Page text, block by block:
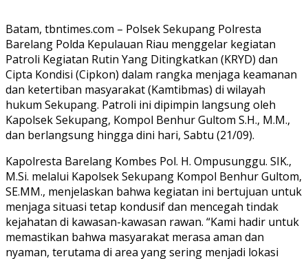
Batam, tbntimes.com – Polsek Sekupang Polresta
Barelang Polda Kepulauan Riau menggelar kegiatan
Patroli Kegiatan Rutin Yang Ditingkatkan (KRYD) dan
Cipta Kondisi (Cipkon) dalam rangka menjaga keamanan
dan ketertiban masyarakat (Kamtibmas) di wilayah
hukum Sekupang. Patroli ini dipimpin langsung oleh
Kapolsek Sekupang, Kompol Benhur Gultom S.H., M.M.,
dan berlangsung hingga dini hari, Sabtu (21/09).
Kapolresta Barelang Kombes Pol. H. Ompusunggu. SIK.,
M.Si. melalui Kapolsek Sekupang Kompol Benhur Gultom,
SE.MM., menjelaskan bahwa kegiatan ini bertujuan untuk
menjaga situasi tetap kondusif dan mencegah tindak
kejahatan di kawasan-kawasan rawan. “Kami hadir untuk
memastikan bahwa masyarakat merasa aman dan
nyaman, terutama di area yang sering menjadi lokasi